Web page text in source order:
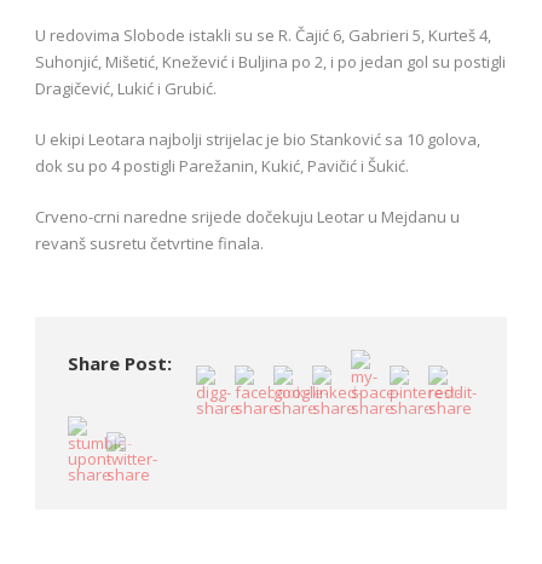
U redovima Slobode istakli su se R. Čajić 6, Gabrieri 5, Kurteš 4,
Suhonjić, Mišetić, Knežević i Buljina po 2, i po jedan gol su postigli
Dragičević, Lukić i Grubić.
U ekipi Leotara najbolji strijelac je bio Stanković sa 10 golova,
dok su po 4 postigli Parežanin, Kukić, Pavičić i Šukić.
Crveno-crni naredne srijede dočekuju Leotar u Mejdanu u
revanš susretu četvrtine finala.
Share Post: